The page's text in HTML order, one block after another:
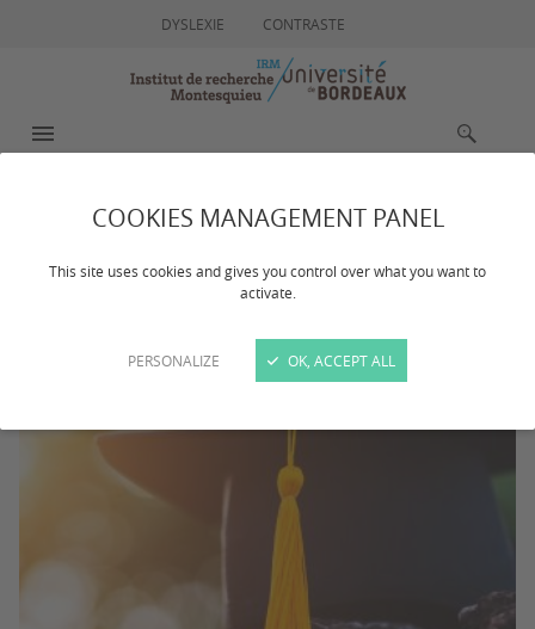
COOKIES MANAGEMENT PANEL
This site uses cookies and gives you control over what you want to
activate.
PERSONALIZE OK, ACCEPT ALL
DYSLEXIE CONTRASTE
BELKADI Adam